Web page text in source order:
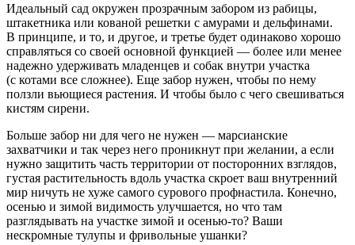
Идеальный сад окружен прозрачным забором из рабицы,
штакетника или кованой решетки с амурами и дельфинами.
В принципе, и то, и другое, и третье будет одинаково хорошо
справляться со своей основной функцией — более или менее
надежно удерживать младенцев и собак внутри участка
(с котами все сложнее). Еще забор нужен, чтобы по нему
ползли вьющиеся растения. И чтобы было с чего свешиваться
кистям сирени.
Больше забор ни для чего не нужен — марсианские
захватчики и так через него проникнут при желании, а если
нужно защитить часть территории от посторонних взглядов,
густая растительность вдоль участка скроет ваш внутренний
мир ничуть не хуже самого сурового профнастила. Конечно,
осенью и зимой видимость улучшается, но что там
разглядывать на участке зимой и осенью-то? Ваши
нескромные тулупы и фривольные ушанки?